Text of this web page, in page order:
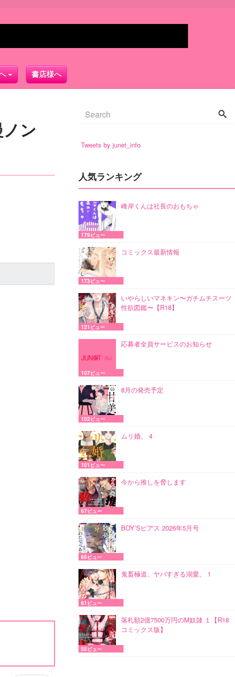
書店様へ
ン
Tweets by junet_info
人気ランキング
峰岸くんは社長のおもちゃ
179ビュー
コミックス最新情報
173ビュー
いやらしいマネキン〜ガチムチスーツ
性欲図鑑〜【R18】
121ビュー
応募者全員サービスのお知らせ
107ビュー
8月の発売予定
102ビュー
ムリ婚。 4
101ビュー
今から推しを脅します
67ビュー
BOY’Sピアス 2026年5月号
65ビュー
鬼畜極道、ヤバすぎる溺愛。 1
61ビュー
落札額2億7500万円のM奴隷 １【R18
コミックス版】
55ビュー